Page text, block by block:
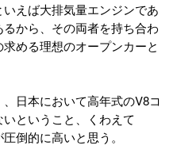
えば大排気量エンジンであ
から、その両者を持ち合わ
める理想のオープンカーと
日本において高年式のV8コ
ということ、くわえて
倒的に高いと思う。